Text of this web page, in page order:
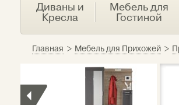
Диваны и
Кресла
Мебель для
Гостиной
Главная > Мебель для Прихожей >